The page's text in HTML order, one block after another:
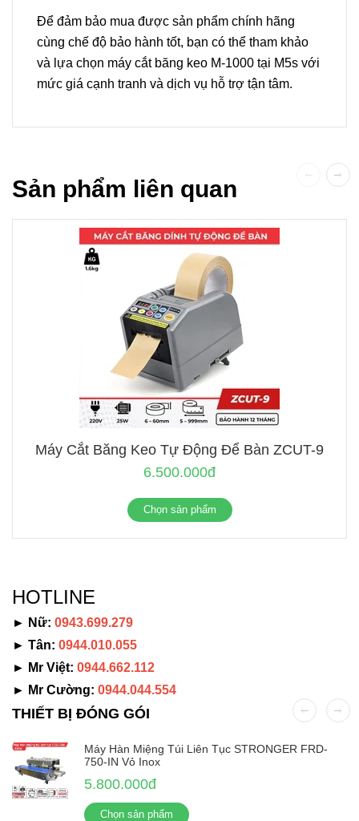
Để đảm bảo mua được sản phẩm chính hãng
cùng chế độ bảo hành tốt, bạn có thể tham khảo
và lựa chọn máy cắt băng keo M-1000 tại M5s với
mức giá cạnh tranh và dịch vụ hỗ trợ tận tâm.
Sản phẩm liên quan
Máy Cắt Băng Keo Tự Động Để Bàn ZCUT-9
6.500.000đ
Chọn sản phẩm
HOTLINE
► Nữ: 0943.699.279
► Tân: 0944.010.055
► Mr Việt: 0944.662.112
► Mr Cường: 0944.044.554
THIẾT BỊ ĐÓNG GÓI
Máy Hàn Miệng Túi Liên Tục STRONGER FRD-
750-IN Vỏ Inox
5.800.000đ
Chọn sản phẩm